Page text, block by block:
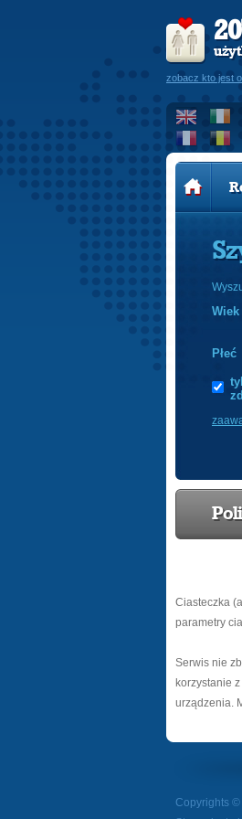
zobacz kto jest
Wiek
Płeć
Ciasteczka
parametry
Serwis nie
korzystanie
urządzenia.
Copyrights ©